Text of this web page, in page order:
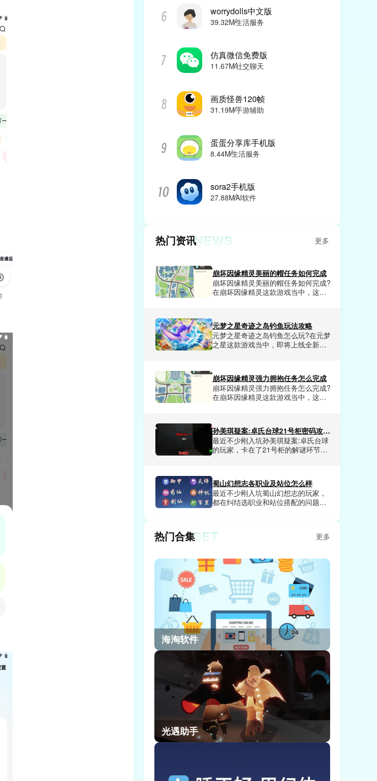
worrydolls中文版
39.32M生活服务
仿真微信免费版
11.67M社交聊天
画质怪兽120帧
31.19M手游辅助
蛋蛋分享库手机版
8.44M生活服务
sora2手机版
27.88MAI软件
热门资讯NEWS 更多
崩坏因缘精灵美丽的帽任务如何完成
崩坏因缘精灵美丽的帽任务如何完成?
在崩坏因缘精灵这款游戏当中，这款
们玩家不仅可以领取到超多福利资
源，还有可以解锁成就奖励。崩坏因
缘精灵美丽的帽任务怎么完成呢?这是
帽任务完成技巧。
元梦之星奇迹之岛钓鱼玩法攻略
元梦之星奇迹之岛钓鱼怎么玩?在元梦
之星这款游戏当中，即将上线全新玩
性是非常不错的，并且融合了超多元
素。今天小编就和大家分享一下元梦
之星奇迹之岛钓鱼玩法攻略，喜欢元
崩坏因缘精灵强力拥抱任务怎么完成
崩坏因缘精灵强力拥抱任务怎么完成?
在崩坏因缘精灵这款游戏当中，这款
的奖励。其中强力拥抱任务非常的受
欢迎，很多玩家不清楚崩坏因缘精灵
强力拥抱任务这个任务如何去完成。
孙美琪疑案:卓氏台球21号柜密码攻略是什么
最近不少刚入坑孙美琪疑案:卓氏台球
的玩家，卡在了21号柜的解谜环节，
少人翻遍了场景里的球杆、酒杯、台
球、椅子这些细节，还是摸不透密码
的对应逻辑，都在找能直接对应上所
码是什么。
蜀山幻想志各职业及站位怎么样
最近不少刚入坑蜀山幻想志的玩家，
都在纠结选职业和站位搭配的问题，
人试了好几套搭配都没摸透核心逻
后期的成熟方案。小编今天就来给大
家详细讲讲蜀山幻想志各职业及站位
怎么样。
热门合集SET 更多
海淘软件
光遇助手